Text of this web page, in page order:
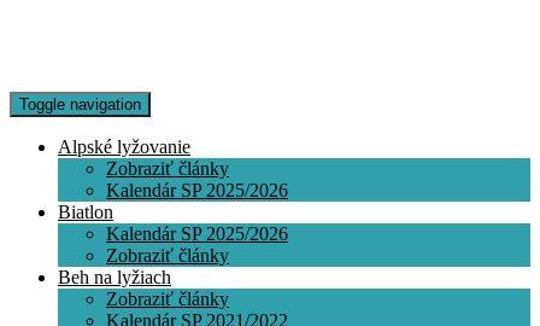
Toggle navigation
Alpské lyžovanie
Zobraziť články
Kalendár SP 2025/2026
Biatlon
Kalendár SP 2025/2026
Zobraziť články
Beh na lyžiach
Zobraziť články
Kalendár SP 2021/2022